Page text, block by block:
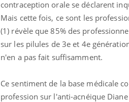
contraception orale se déclarent
Mais cette fois, ce sont les
(1) révèle que 85% des
sur les pilules de 3e et 4e
n'en a pas fait suffisamment.
Ce sentiment de la base médicale
profession sur l'anti-acnéique